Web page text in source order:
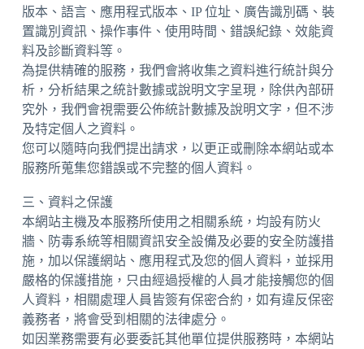
版本、語言、應用程式版本、IP 位址、廣告識別碼、裝
置識別資訊、操作事件、使用時間、錯誤紀錄、效能資
料及診斷資料等。
為提供精確的服務，我們會將收集之資料進行統計與分
析，分析結果之統計數據或說明文字呈現，除供內部研
究外，我們會視需要公佈統計數據及說明文字，但不涉
及特定個人之資料。
您可以隨時向我們提出請求，以更正或刪除本網站或本
服務所蒐集您錯誤或不完整的個人資料。
三、資料之保護
本網站主機及本服務所使用之相關系統，均設有防火
牆、防毒系統等相關資訊安全設備及必要的安全防護措
施，加以保護網站、應用程式及您的個人資料，並採用
嚴格的保護措施，只由經過授權的人員才能接觸您的個
人資料，相關處理人員皆簽有保密合約，如有違反保密
義務者，將會受到相關的法律處分。
如因業務需要有必要委託其他單位提供服務時，本網站